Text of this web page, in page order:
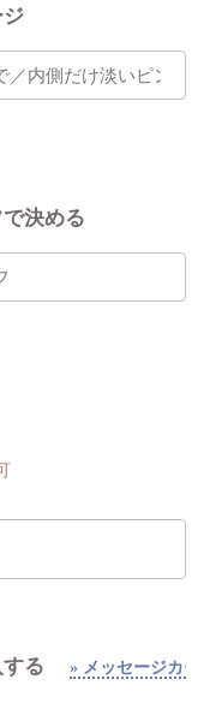
決める
する
» メッセージカー